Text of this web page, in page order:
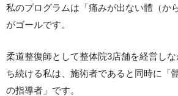
私のプログラムは「痛みが出ない體（か
がゴールです。
柔道整復師として整体院3店舗を経営し
ち続ける私は、施術者であると同時に「
の指導者」です。